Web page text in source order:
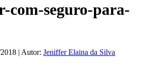
com-seguro-para-
| Autor: Jeniffer Elaina da Silva